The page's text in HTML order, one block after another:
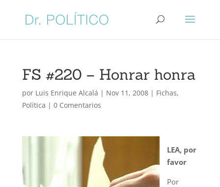
FS #220 – Honrar honra
por Luis Enrique Alcalá | Nov 11, 2008| Fichas,
Política | 0 Comentarios
LEA, por
favor
Por